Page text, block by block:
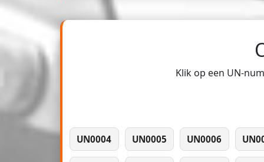
Klik op een UN-
UN0004 UN0005 UN0006